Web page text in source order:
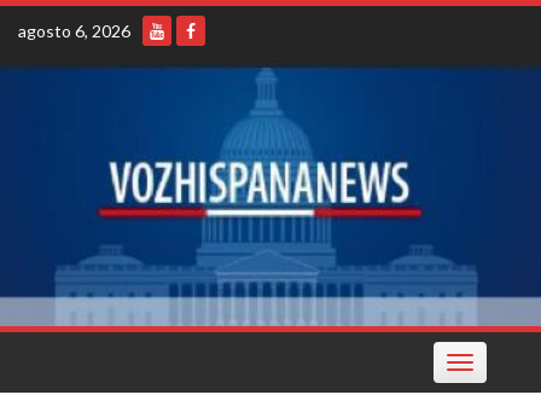
Skip
content
agosto 6, 2026
Toggle
navigation